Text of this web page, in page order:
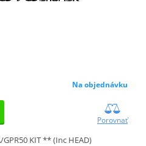
Na objednávku
Porovnať
GPR50 KIT ** (Inc HEAD)